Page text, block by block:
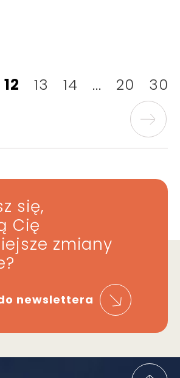
12 13 14 ... 20 30
się,
Cię
zmiany
newslettera